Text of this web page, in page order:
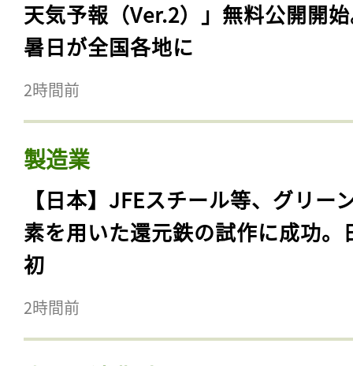
天気予報（Ver.2）」無料公開開
暑日が全国各地に
2時間前
製造業
【日本】JFEスチール等、グリー
素を用いた還元鉄の試作に成功。
初
2時間前